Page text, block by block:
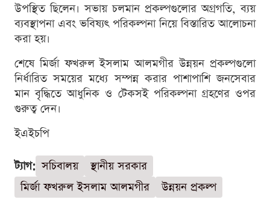
উপস্থিত ছিলেন। সভায় চলমান প্রকল্পগুলোর অগ্রগতি, ব্যয়
ব্যবস্থাপনা এবং ভবিষ্যৎ পরিকল্পনা নিয়ে বিস্তারিত আলোচনা
করা হয়।
শেষে মির্জা ফখরুল ইসলাম আলমগীর উন্নয়ন প্রকল্পগুলো
নির্ধারিত সময়ের মধ্যে সম্পন্ন করার পাশাপাশি জনসেবার
মান বৃদ্ধিতে আধুনিক ও টেকসই পরিকল্পনা গ্রহণের ওপর
গুরুত্ব দেন।
ইএইচপি
ট্যাগ: সচিবালয়
স্থানীয় সরকার
মির্জা ফখরুল ইসলাম আলমগীর
উন্নয়ন প্রকল্প